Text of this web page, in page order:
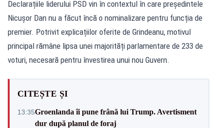
Declarațiile liderului PSD vin în contextul în care președintele
Nicușor Dan nu a făcut încă o nominalizare pentru funcția de
premier. Potrivit explicațiilor oferite de Grindeanu, motivul
principal rămâne lipsa unei majorități parlamentare de 233 de
voturi, necesară pentru învestirea unui nou Guvern.
CITEȘTE ȘI
13:35Groenlanda îi pune frână lui Trump. Avertisment
dur după planul de foraj